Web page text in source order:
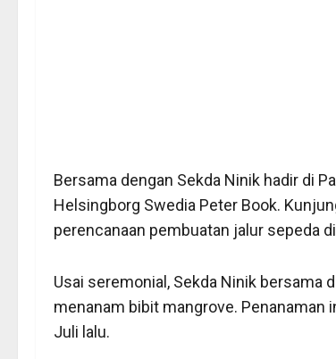
Bersama dengan Sekda Ninik hadir di
Helsingborg Swedia Peter Book.
perencanaan pembuatan jalur sepeda
Usai seremonial, Sekda Ninik bersama
menanam bibit mangrove. Penanaman
Juli lalu.